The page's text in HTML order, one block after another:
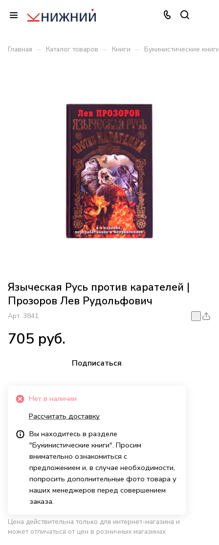
Главная – Каталог товаров – Книги – Букинистические
Языческая Русь против карателей |
Прозоров Лев Рудольфович
Арт. 3841
705 руб.
Подписаться
Нет в наличии
Рассчитать доставку
Вы находитесь в разделе
"Букинистические книги". Просим
внимательно ознакомиться с
предложением и, в случае необходимости,
попросить дополнительные фото товара у
наших менеджеров перед совершением
заказа.
Цена действительна только для интернет-магазина и
может отличаться от цен в розничных магазинах